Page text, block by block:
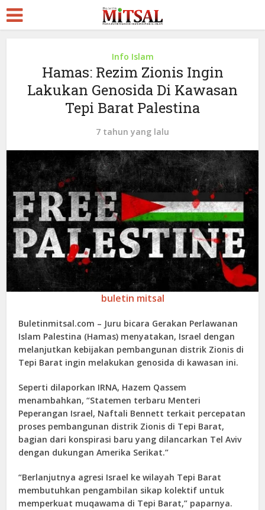
Info Islam
Hamas: Rezim Zionis Ingin
Lakukan Genosida Di Kawasan
Tepi Barat Palestina
7 tahun yang lalu
buletin mitsal
Buletinmitsal.com – Juru bicara Gerakan Perlawanan
Islam Palestina (Hamas) menyatakan, Israel dengan
melanjutkan kebijakan pembangunan distrik Zionis di
Tepi Barat ingin melakukan genosida di kawasan ini.
Seperti dilaporkan IRNA, Hazem Qassem
menambahkan, “Statemen terbaru Menteri
Peperangan Israel, Naftali Bennett terkait percepatan
proses pembangunan distrik Zionis di Tepi Barat,
bagian dari konspirasi baru yang dilancarkan Tel Aviv
dengan dukungan Amerika Serikat.”
“Berlanjutnya agresi Israel ke wilayah Tepi Barat
membutuhkan pengambilan sikap kolektif untuk
memperkuat muqawama di Tepi Barat,” paparnya.